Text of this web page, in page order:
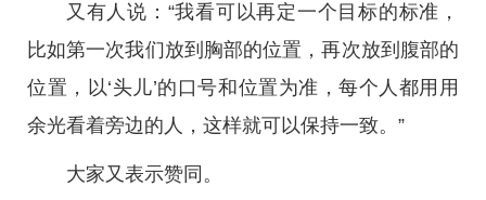
又有人说：“我看可以再定一个目标的标准，
比如第一次我们放到胸部的位置，再次放到腹部的
位置，以‘头儿’的口号和位置为准，每个人都用用
余光看着旁边的人，这样就可以保持一致。”
大家又表示赞同。